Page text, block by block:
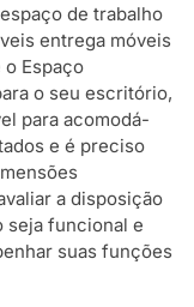
de trabalho
entrega móveis
Espaço
o seu escritório,
para acomodá-
e é preciso
a disposição
seja funcional e
suas funções